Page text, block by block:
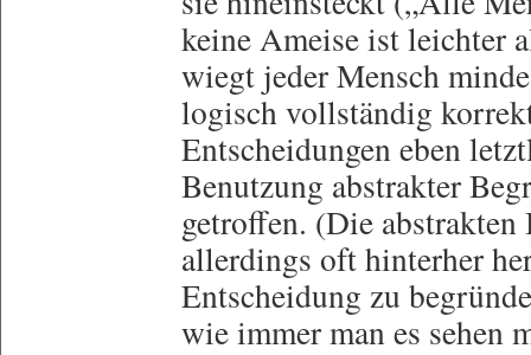
keine Ameise ist leichter
wiegt jeder Mensch
logisch vollständig
Entscheidungen eben
Benutzung abstrakter
getroffen. (Die
allerdings oft hinterher
Entscheidung zu
wie immer man es sehen